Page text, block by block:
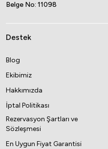
Belge No: 11098
Destek
Blog
Ekibimiz
Hakkımızda
İptal Politikası
Rezervasyon Şartları ve
Sözleşmesi
En Uygun Fiyat Garantisi